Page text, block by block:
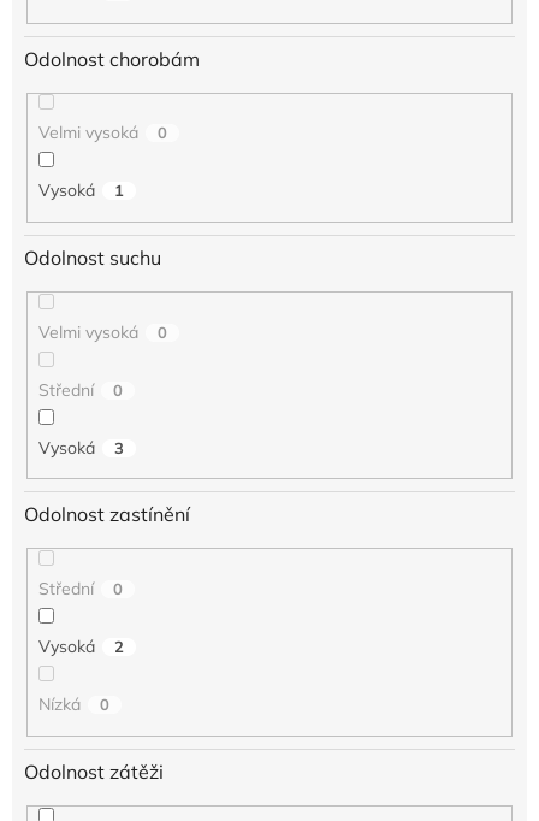
Odolnost chorobám
Velmi vysoká 0
Vysoká 1
Odolnost suchu
Velmi vysoká 0
Střední 0
Vysoká 3
Odolnost zastínění
Střední 0
Vysoká 2
Nízká 0
Odolnost zátěži